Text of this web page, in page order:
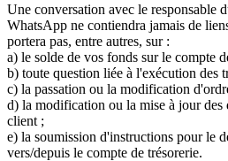
Une conversation avec le responsable
WhatsApp ne contiendra jamais de
portera pas, entre autres, sur :
a) le solde de vos fonds sur le compte
b) toute question liée à l'exécution des
c) la passation ou la modification
d) la modification ou la mise à jour des
client ;
e) la soumission d'instructions pour le
vers/depuis le compte de trésorerie.